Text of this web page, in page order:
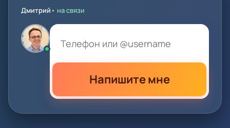
Дмитрий• на связи
Напишите мне